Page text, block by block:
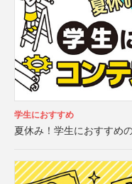
学生におすすめ
夏休み！学生におすすめ